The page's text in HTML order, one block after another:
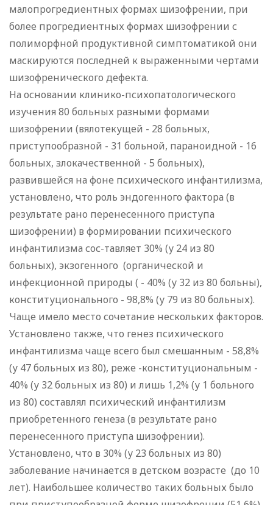
малопрогредиентных формах шизофрении, при
более прогредиентных формах шизофрении с
полиморфной продуктивной симптоматикой они
маскируются последней к выраженными чертами
шизофренического дефекта.
На основании клинико-психопатологического
изучения 80 больных разными формами
шизофрении (вялотекущей - 28 больных,
приступообразной - 31 больной, параноидной - 16
больных, злокачественной - 5 больных),
развившейся на фоне психического инфантилизма,
установлено, что роль эндогенного фактора (в
результате рано перенесенного приступа
шизофрении) в формировании психического
инфантилизма сос-тавляет 30% (у 24 из 80
больных), экзогенного (органической и
инфекционной природы ( - 40% (у 32 из 80 больны),
конституционального - 98,8% (у 79 из 80 больных).
Чаще имело место сочетание нескольких факторов.
Установлено также, что генез психического
инфантилизма чаще всего был смешанным - 58,8%
(у 47 больных из 80), реже -конституциональным -
40% (у 32 больных из 80) и лишь 1,2% (у 1 больного
из 80) составлял психический инфантилизм
приобретенного генеза (в результате рано
перенесенного приступа шизофрении).
Установлено, что в 30% (у 23 больных из 80)
заболевание начинается в детском возрасте (до 10
лет). Наибольшее количество таких больных было